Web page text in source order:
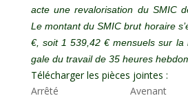
acte une revalorisation du SMIC
Le montant du SMIC brut horaire
€, soit 1 539,42 € mensuels sur la
gale du travail de 35 heures
Télécharger les pièces jointes :
Arrêté Avenant